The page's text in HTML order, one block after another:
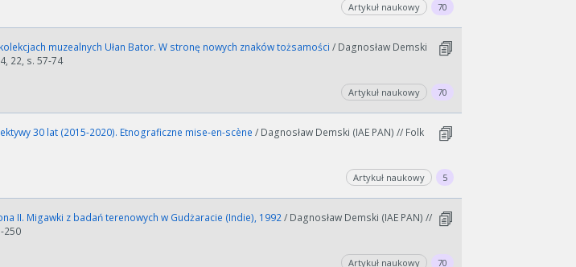
Artykuł naukowy 70
muzealnych Ułan Bator. W stronę nowych znaków tożsamości / Dagnosław Demski
22, s. 57-74
Artykuł naukowy 70
30 lat (2015-2020). Etnograficzne mise-en-scène / Dagnosław Demski (IAE PAN) // Folk
Artykuł naukowy 5
II. Migawki z badań terenowych w Gudżaracie (Indie), 1992/ Dagnosław Demski (IAE PAN) //
250
Artykuł naukowy 70